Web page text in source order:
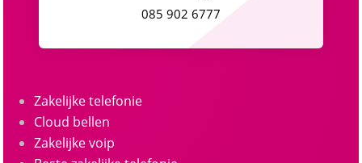
085 902 6777
Zakelijke telefonie
Cloud bellen
Zakelijke voip